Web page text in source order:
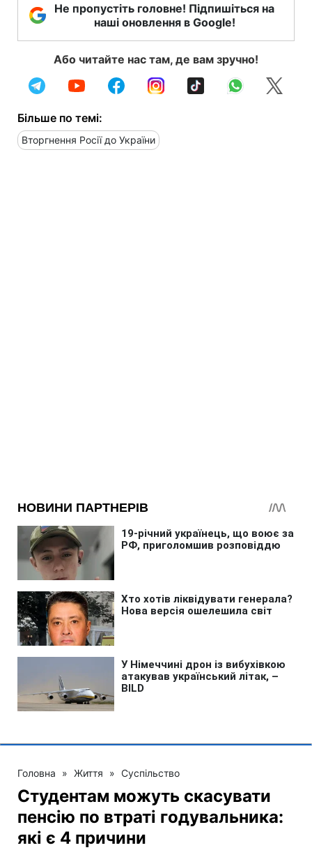
Не пропустіть головне! Підпишіться на
наші оновлення в Google!
Або читайте нас там, де вам зручно!
Більше по темі:
Вторгнення Росії до України
Головна » Життя » Суспільство
Студентам можуть скасувати
пенсію по втраті годувальника:
які є 4 причини